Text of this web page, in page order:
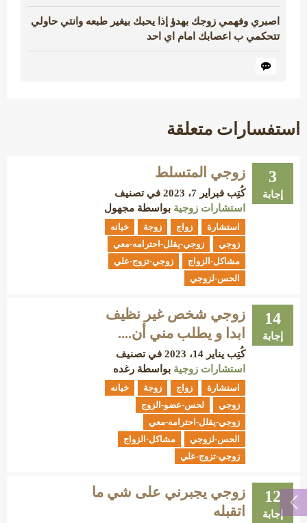
اصبري وفهمي زوجك بهدؤ إذا يحبك بيغير طبعه وانتي حاولي
تتحكمي ب اعصابك امام اي احد
استفسارات متعلقة
3
إجابة
زوجي المتسلط
كُتِب فبراير 7، 2023
في تصنيف
استشارات زوجية بواسطة مجهول
استشارة زواج زوجة
خيانه
زوجي
زوجي-يقلل-احترامه-معي
مشاكل-الزواج
زوجي-تزوج-علي
الحس-لزوجي
14
إجابة
زوجي شخص غير نظيف
ابدا و يطلب مني أن....
كُتِب يناير 14، 2023
في تصنيف
استشارات زوجية بواسطة رغده
استشارة زواج زوجة
خيانه
زوجي
لحس-عضو-الزوج
زوجي-يقلل-احترامه-معي
الحس-لزوجي
مشاكل-الزواج
زوجي-تزوج-علي
12
إجابة
زوجي يجبرني على شي ما
اتقبله